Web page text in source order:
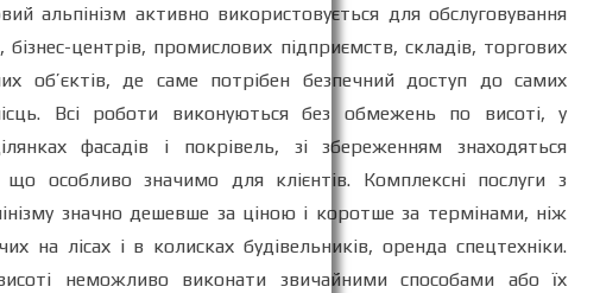
альпінізм активно використовується для обслуговування
центрів, промислових підприємств, складів, торгових
об’єктів, де саме потрібен безпечний доступ до самих
Всі роботи виконуються без обмежень по висоті, у
фасадів і покрівель, зі збереженням знаходяться
що особливо значимо для клієнтів. Комплексні послуги з
значно дешевше за ціною і коротше за термінами, ніж
на лісах і в колисках будівельників, оренда спецтехніки.
неможливо виконати звичайними способами або їх